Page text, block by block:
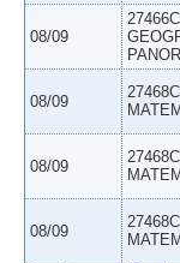
08/09
08/09
08/09
08/09